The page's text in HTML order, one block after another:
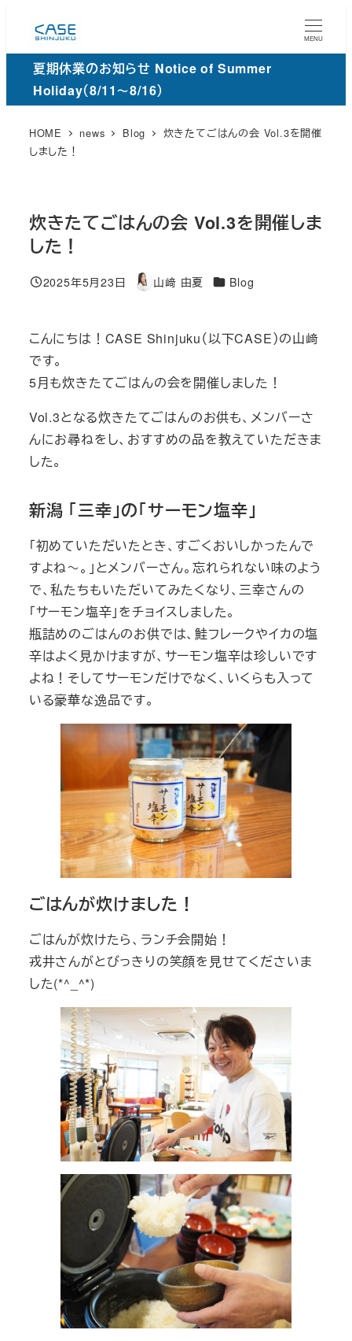
ン
MENU
夏期休業のお知らせ Notice of Summer
Holiday（8/11～8/16）
HOME news Blog
炊きたてごはんの会 Vol.3を開催
しました！
炊きたてごはんの会 Vol.3を開催しま
した！
投稿日
2025年5月23日
著
山﨑 由夏
カ
リ
Blog
こんにちは！CASE Shinjuku（以下CASE）の山﨑
です。
5月も炊きたてごはんの会を開催しました！
Vol.3となる炊きたてごはんのお供も、メンバーさ
んにお尋ねをし、おすすめの品を教えていただきま
した。
新潟 「三幸」の「サーモン塩辛」
「初めていただいたとき、すごくおいしかったんで
すよね～。」とメンバーさん。忘れられない味のよう
で、私たちもいただいてみたくなり、三幸さんの
「サーモン塩辛」をチョイスしました。
瓶詰めのごはんのお供では、鮭フレークやイカの塩
辛はよく見かけますが、サーモン塩辛は珍しいです
よね！そしてサーモンだけでなく、いくらも入って
いる豪華な逸品です。
ごはんが炊けました！
ごはんが炊けたら、ランチ会開始！
戎井さんがとびっきりの笑顔を見せてくださいま
した(*^_^*)